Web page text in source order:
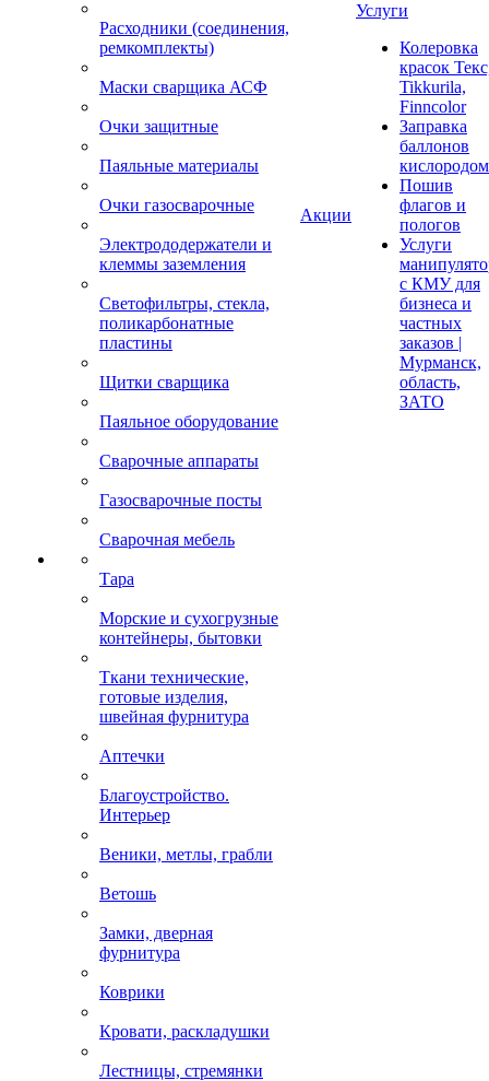
Расходники (соединения,
ремкомплекты)
Маски сварщика АСФ
Очки защитные
Паяльные материалы
Очки газосварочные
Электрододержатели и
клеммы заземления
Светофильтры, стекла,
поликарбонатные
пластины
Щитки сварщика
Паяльное оборудование
Сварочные аппараты
Газосварочные посты
Сварочная мебель
Тара
Морские и сухогрузные
контейнеры, бытовки
Ткани технические,
готовые изделия,
швейная фурнитура
Аптечки
Благоустройство.
Интерьер
Веники, метлы, грабли
Ветошь
Замки, дверная
фурнитура
Коврики
Кровати, раскладушки
Лестницы, стремянки
Акции
Услуги
Колеровка
красок
Tikkurila,
Finncolor
Заправка
баллонов
кислородом
Пошив
флагов и
пологов
Услуги
с КМУ для
бизнеса и
частных
заказов |
Мурманск,
область,
ЗАТО